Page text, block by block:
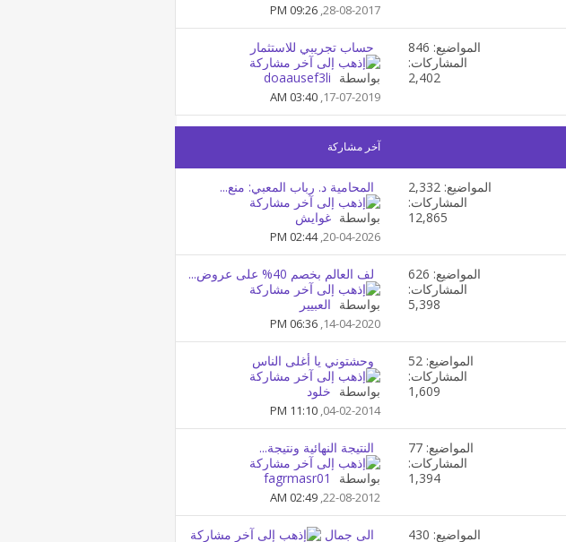
28-08-2017,
09:26 PM
مشاهدة
المواضيع: 846
المشاركات:
2,402
حساب تجريبي للاستثمار
بواسطة doaausef3li
17-07-2019,
03:40 AM
آخر مشاركة
مشاهدة
المواضيع: 2,332
المشاركات:
12,865
المحامية د. رباب المعبي: منع...
بواسطة غوايش
20-04-2026,
02:44 PM
مشاهدة
المواضيع: 626
المشاركات:
5,398
لف العالم بخصم 40% على عروض...
بواسطة العبيير
14-04-2020,
06:36 PM
مشاهدةالمواضيع: 52
المشاركات:
1,609
وحشتوني يا أغلى الناس
بواسطة خلود
04-02-2014,
11:10 PM
مشاهدةالمواضيع: 77
المشاركات:
1,394
النتيجة النهائية ونتيجة...
بواسطة
fagrmasr01
22-08-2012,
02:49 AM
مشاهدة
المواضيع: 430
الى جمال